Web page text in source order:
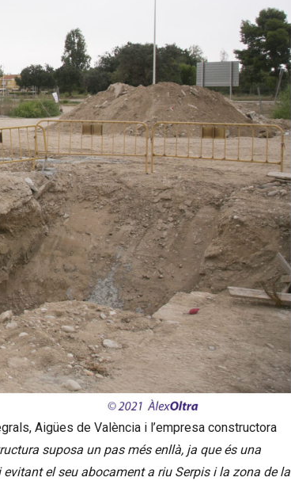
Aigües de València i l’empresa constructora
suposa un pas més enllà, ja que és una
el seu abocament a riu Serpis i la zona de la